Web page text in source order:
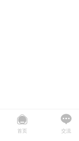
首页 交流